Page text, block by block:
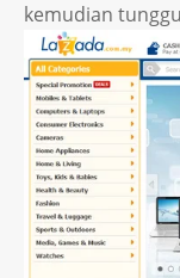
kemudian